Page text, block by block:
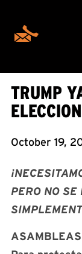
TRUMP
October 19,
PERO NO SE